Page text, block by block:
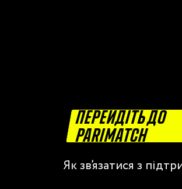
ПЕРЕЙДІТЬ ДО
PARIMATCH
Як зв’язатися з